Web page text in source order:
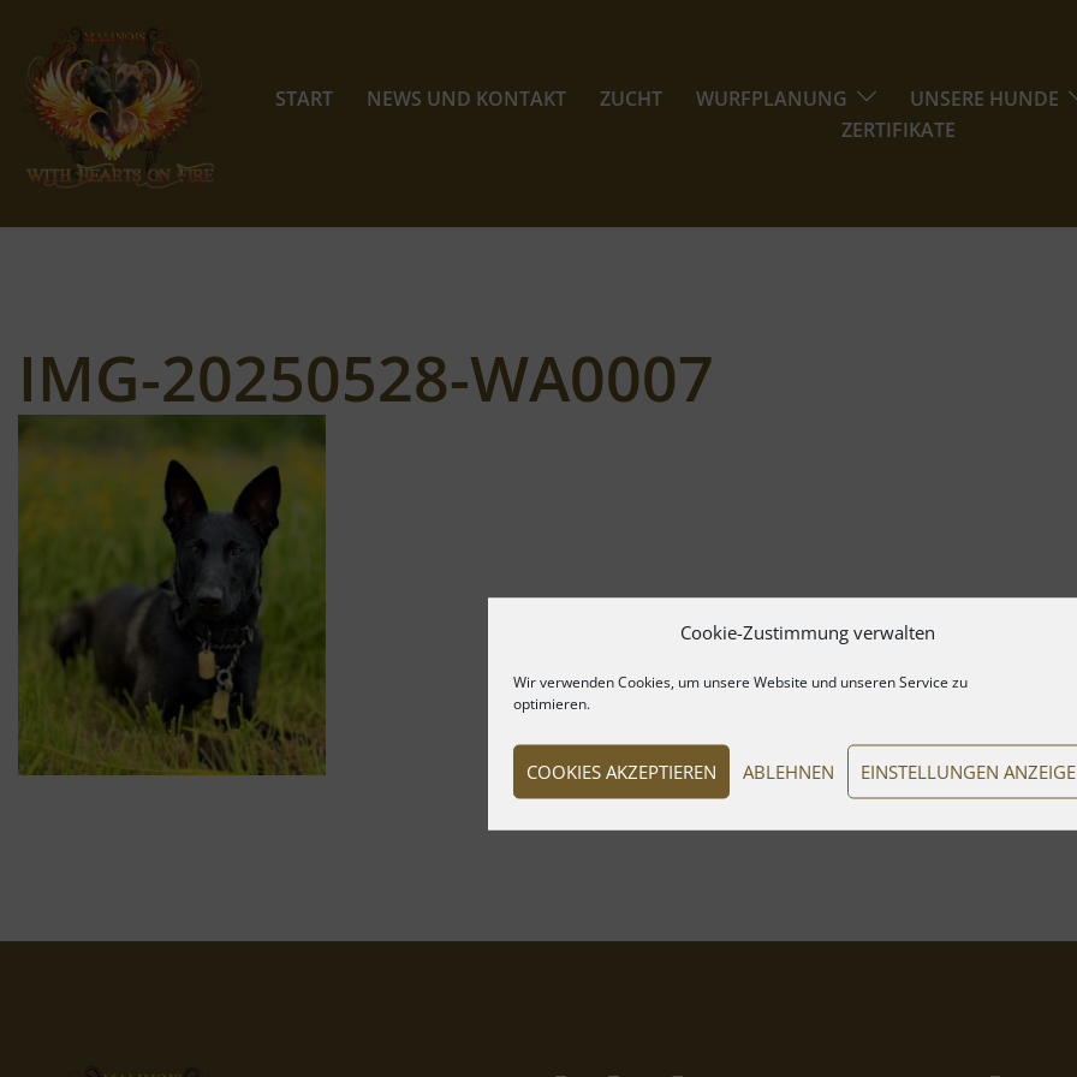
Cookie-Zustimmung verwalten
Wir verwenden Cookies, um unsere Website und unseren Service zu
optimieren.
COOKIES AKZEPTIEREN ABLEHNEN EINSTELLUNGEN
Inhalt
springen
START NEWS UND KONTAKT ZUCHT WURFPLANUNG
UNSERE HUNDE
ZERTIFIKATE
IMG-20250528-WA0007